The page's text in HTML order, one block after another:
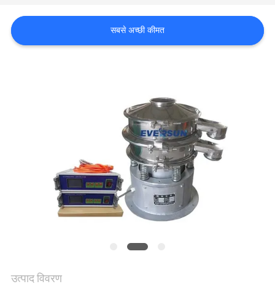
संपर्क
करें
गोपनीयता
सबसे अच्छी कीमत
उत्पाद विवरण